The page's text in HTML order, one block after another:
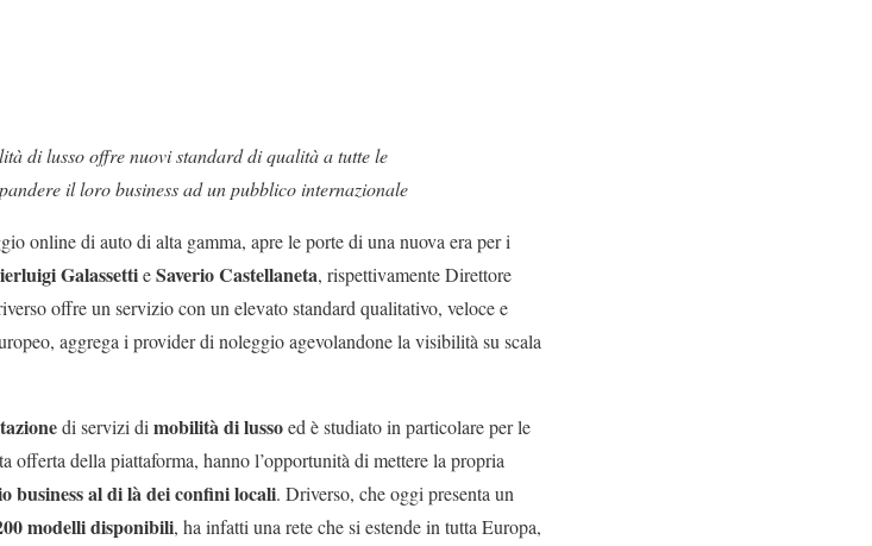
di lusso offre nuovi standard di qualità a tutte le
il loro business ad un pubblico internazionale
online di auto di alta gamma, apre le porte di una nuova era per i
GalassettieSaverio Castellaneta, rispettivamente Direttore
offre un servizio con un elevato standard qualitativo, veloce e
aggrega i provider di noleggio agevolandone la visibilità su scala
di servizi di mobilità di lussoed è studiato in particolare per le
offerta della piattaforma, hanno l’opportunità di mettere la propria
business al di là dei confini locali. Driverso, che oggi presenta un
modelli disponibili, ha infatti una rete che si estende in tutta Europa,